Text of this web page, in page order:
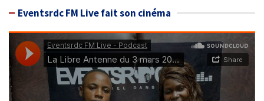
Eventsrdc FM Live fait son cinéma